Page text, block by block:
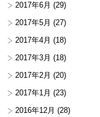
2017年6月 (29)
2017年5月 (27)
2017年4月 (18)
2017年3月 (18)
2017年2月 (20)
2017年1月 (23)
2016年12月 (28)